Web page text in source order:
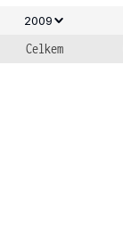
2009
Celkem